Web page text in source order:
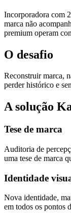
Incorporadora com
marca não
premium operam
O desafio
Reconstruir marca,
perder histórico e
A solução
Tese de marca
Auditoria de
uma tese de marca
Identidade
Nova identidade,
em todos os pontos